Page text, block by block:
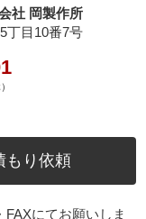
社 岡製作所
丁目10番7号
もり依頼
にてお願いしま